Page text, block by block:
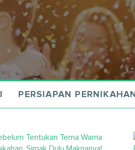
PERSIAPAN PERNIKAHAN